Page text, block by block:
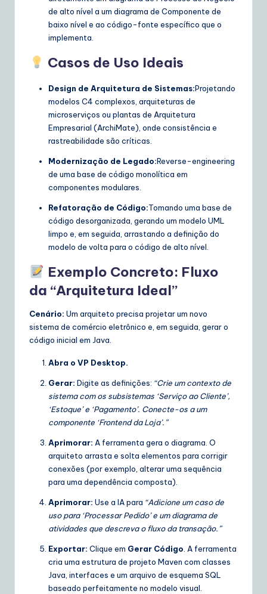
de alto nível a um diagrama de Componente de
baixo nível e ao código-fonte específico que o
implementa.
Casos de Uso Ideais
Design de Arquitetura de Sistemas:Projetando
modelos C4 complexos, arquiteturas de
microserviços ou plantas de Arquitetura
Empresarial (ArchiMate), onde consistência e
rastreabilidade são críticas.
Modernização de Legado:Reverse-engineering
de uma base de código monolítica em
componentes modulares.
Refatoração de Código:Tomando uma base de
código desorganizada, gerando um modelo UML
limpo e, em seguida, arrastando a definição do
modelo de volta para o código de alto nível.
Exemplo Concreto: Fluxo
da “Arquitetura Ideal”
Cenário: Um arquiteto precisa projetar um novo
sistema de comércio eletrônico e, em seguida, gerar o
código inicial em Java.
Abra o VP Desktop.
Gerar: Digite as definições: “Crie um contexto de
sistema com os subsistemas ‘Serviço ao Cliente’,
‘Estoque’ e ‘Pagamento’. Conecte-os a um
componente ‘Frontend da Loja’.”
Aprimorar: A ferramenta gera o diagrama. O
arquiteto arrasta e solta elementos para corrigir
conexões (por exemplo, alterar uma sequência
para uma dependência composta).
Aprimorar: Use a IA para “Adicione um caso de
uso para ‘Processar Pedido’ e um diagrama de
atividades que descreva o fluxo da transação.”
Exportar: Clique em Gerar Código. A ferramenta
cria uma estrutura de projeto Maven com classes
Java, interfaces e um arquivo de esquema SQL
baseado perfeitamente no modelo visual.